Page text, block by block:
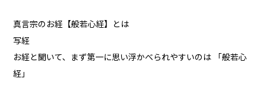
真言宗のお経【般若心経】とは
写経
お経と聞いて、まず第一に思い浮かべられやすいのは 「般若心
経」